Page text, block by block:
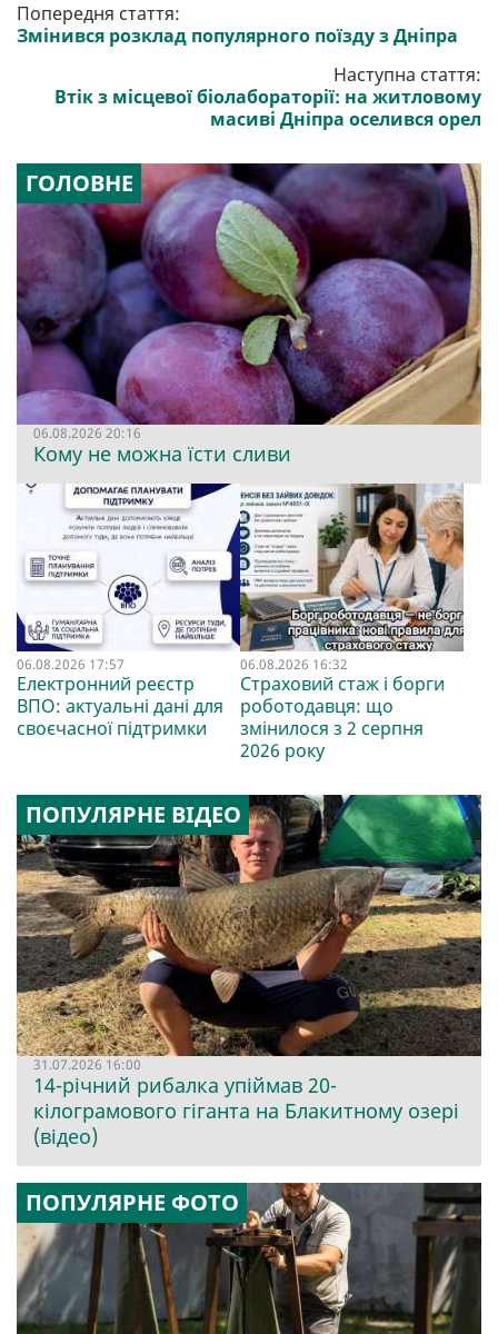
Попередня стаття:
Змінився розклад популярного поїзду з Дніпра
Наступна стаття:
Втік з місцевої біолабораторії: на житловому
масиві Дніпра оселився орел
ГОЛОВНЕ
06.08.2026 20:16
Кому не можна їсти сливи
06.08.2026 17:57
Електронний реєстр
ВПО: актуальні дані для
своєчасної підтримки
06.08.2026 16:32
Страховий стаж і борги
роботодавця: що
змінилося з 2 серпня
2026 року
ПОПУЛЯРНЕ ВІДЕО
31.07.2026 16:00
14-річний рибалка упіймав 20-
кілограмового гіганта на Блакитному озері
(відео)
ПОПУЛЯРНЕ ФОТО